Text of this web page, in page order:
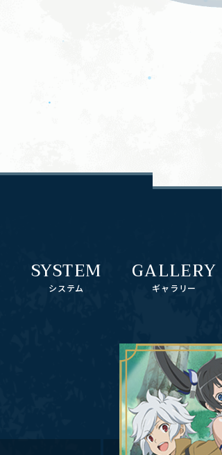
SYSTEM
システム
GALLERY
ギャラリー